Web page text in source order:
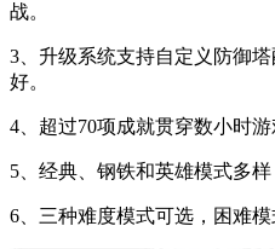
战。
3、升级系统支持自定义防御
好。
4、超过70项成就贯穿数小时游
5、经典、钢铁和英雄模式多
6、三种难度模式可选，困难